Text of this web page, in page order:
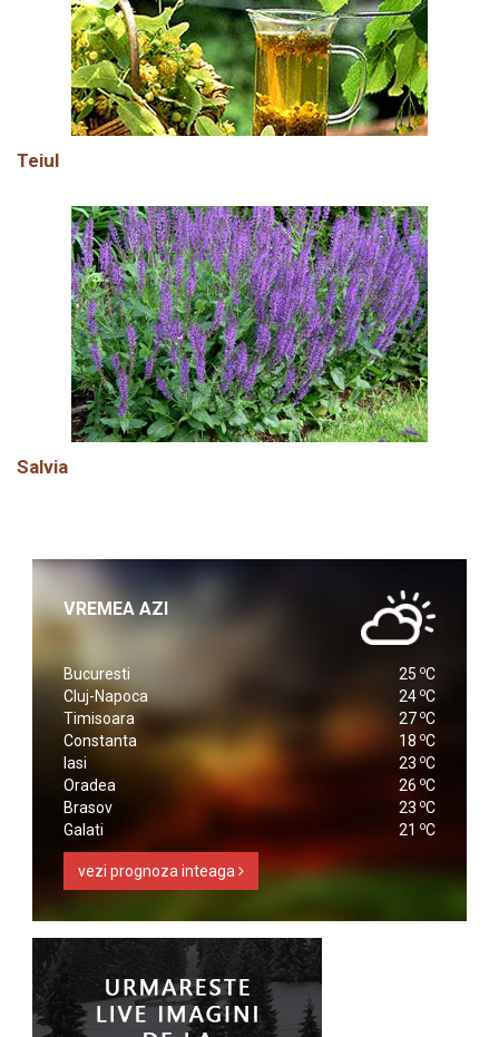
Teiul
Salvia
VREMEA AZI
Bucuresti 25 oC
Cluj-Napoca
24 oC
Timisoara
27 oC
Constanta
18 oC
Iasi
23 oC
Oradea
26 oC
Brasov
23 oC
Galati
21 oC
vezi prognoza inteaga